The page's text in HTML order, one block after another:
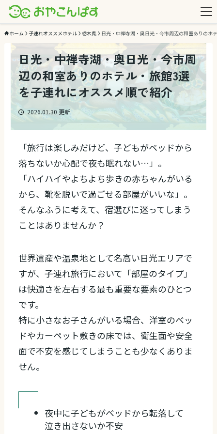
ホーム 子連れオススメホテル 栃木県 日光・中禅寺湖・奥日光・今市周辺の和室ありのホ
日光・中禅寺湖・奥日光・今市周
辺の和室ありのホテル・旅館3選
を子連れにオススメ順で紹介
2026.01.30 更新
「旅行は楽しみだけど、子どもがベッドから
落ちないか心配で夜も眠れない…」。
「ハイハイやよちよち歩きの赤ちゃんがいる
から、靴を脱いで過ごせる部屋がいいな」。
そんなふうに考えて、宿選びに迷ってしまう
ことはありませんか？
世界遺産や温泉地として名高い日光エリアで
すが、子連れ旅行において「部屋のタイプ」
は快適さを左右する最も重要な要素のひとつ
です。
特に小さなお子さんがいる場合、洋室のベッ
ドやカーペット敷きの床では、衛生面や安全
面で不安を感じてしまうことも少なくありま
せん。
夜中に子どもがベッドから転落して
泣き出さないか不安